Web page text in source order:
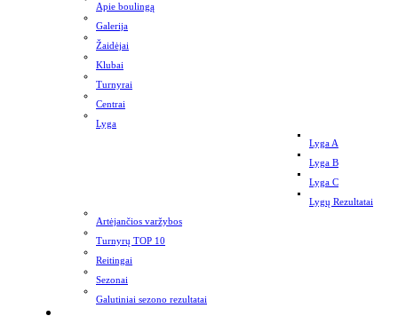
Apie boulingą
Galerija
Žaidėjai
Klubai
Turnyrai
Centrai
Lyga
Lyga A
Lyga B
Lyga C
Lygų Rezultatai
Artėjančios varžybos
Turnyrų TOP 10
Reitingai
Sezonai
Galutiniai sezono rezultatai